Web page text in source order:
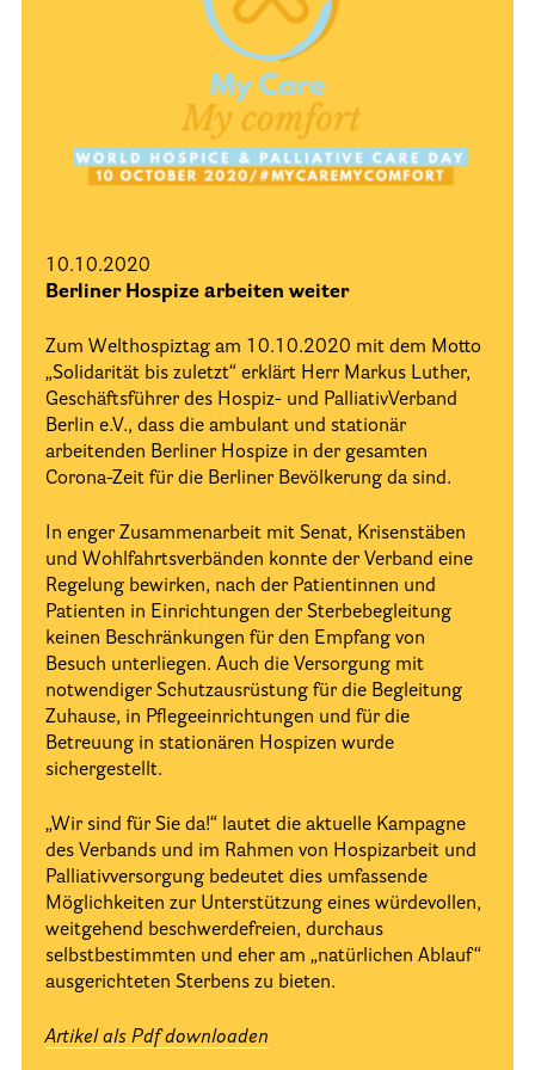
Dom-Gottesdienst
Presse
10.10.2020
Berliner Hospize arbeiten weiter
Zum Welthospiztag am 10.10.2020 mit dem Motto
„Solidarität bis zuletzt“ erklärt Herr Markus Luther,
Geschäftsführer des Hospiz- und PalliativVerband
Berlin e.V., dass die ambulant und stationär
arbeitenden Berliner Hospize in der gesamten
Corona-Zeit für die Berliner Bevölkerung da sind.
In enger Zusammenarbeit mit Senat, Krisenstäben
und Wohlfahrtsverbänden konnte der Verband eine
Regelung bewirken, nach der Patientinnen und
Patienten in Einrichtungen der Sterbebegleitung
keinen Beschränkungen für den Empfang von
Besuch unterliegen. Auch die Versorgung mit
notwendiger Schutzausrüstung für die Begleitung
Zuhause, in Pflegeeinrichtungen und für die
Betreuung in stationären Hospizen wurde
sichergestellt.
„Wir sind für Sie da!“ lautet die aktuelle Kampagne
des Verbands und im Rahmen von Hospizarbeit und
Palliativversorgung bedeutet dies umfassende
Möglichkeiten zur Unterstützung eines würdevollen,
weitgehend beschwerdefreien, durchaus
selbstbestimmten und eher am „natürlichen Ablauf“
ausgerichteten Sterbens zu bieten.
Artikel als Pdf downloaden